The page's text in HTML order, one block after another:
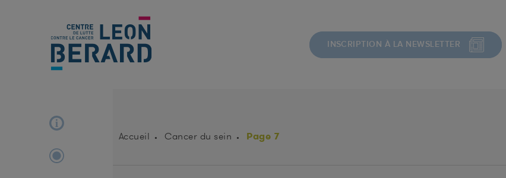
INSCRIPTION À LA NEWSLETTER
Accueil Cancer du sein Page 7